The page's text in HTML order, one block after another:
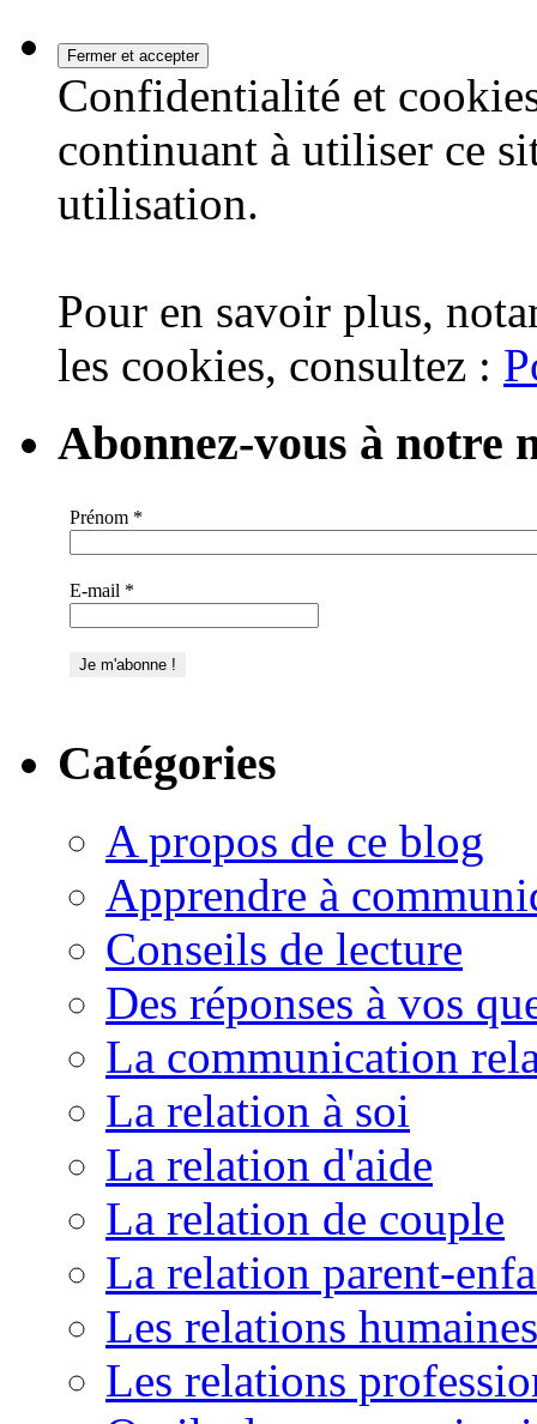
Confidentialité et
continuant à utiliser ce
utilisation.
Pour en savoir plus,
les cookies, consultez :
Abonnez-vous à notre
Prénom *
E-mail *
Catégories
A propos de ce blog
Apprendre à
Conseils de lecture
Des réponses à vos
La communication
La relation à soi
La relation d'aide
La relation de couple
La relation parent-
Les relations humaines
Les relations